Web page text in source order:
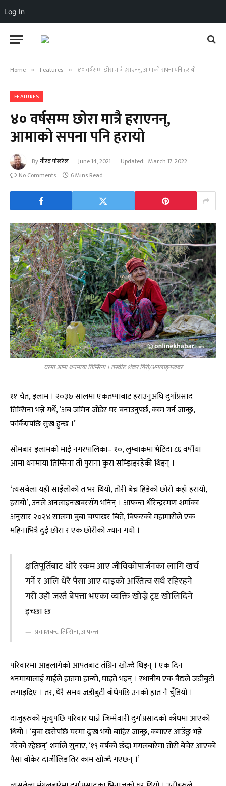
Log In
Home » Features » ४० वर्षसम्म छोरा मात्रै हराएनन्, आमाको सपना पनि हरायो
FEATURES
४० वर्षसम्म छोरा मात्रै हराएनन्,
आमाको सपना पनि हरायो
Byगौरव पोखरेल June 14, 2021 Updated: March 17, 2022
No Comments
6 Mins Read
घरमा आमा धनमाया तिम्सिना । तस्वीरः शंकर गिरी/अनलाइनखबर
११ चैत, इलाम । २०३७ सालमा एकतप्पाबाट हराउनुअघि दुर्गाप्रसाद
तिम्सिना भन्ने गर्थे, ‘अब जमिन जोडेर घर बनाउनुपर्छ, काम गर्न जान्छु,
फर्किएपछि सुख हुन्छ ।’
सोमबार इलामको माई नगरपालिका– १०, लुम्बाकमा भेटिंदा ८६ वर्षीया
आमा धनमाया तिम्सिना ती पुराना कुरा सम्झिइरहेकी थिइन् ।
‘त्यसबेला यही साइँलोको त भर थियो, तोरी बेच्न हिंडेको छोरो कहाँ हरायो,
हरायो’, उनले अनलाइनखबरसँग भनिन् । आफन्त धीरेन्द्ररमण शर्माका
अनुसार २०२४ सालमा बुबा चम्पाखर बिते, बिफरको महामारीले एक
महिनाभित्रै दुई छोरा र एक छोरीको ज्यान गयो ।
क्षतिपूर्तिबाट थोरै रकम आए जीविकोपार्जनका लागि खर्च
गर्ने र अलि धेरै पैसा आए दाइको अस्तित्व सधैं रहिरहने
गरी उहाँ जस्तै बेपत्ता भएका व्यक्ति खोज्ने ट्रष्ट खोलिदिने
इच्छा छ
प्रकाशचन्द्र तिम्सिना, आफन्त
परिवारमा आइलागेको आपतबाट तंग्रिन खोज्दै थिइन् । एक दिन
धनमायालाई गाईले हातमा हान्यो, घाइते भइन् । स्थानीय एक वैद्यले जडीबुटी
लगाइदिए । तर, धेरै समय जडीबुटी बाँधेपछि उनको हात नै चुँडियो ।
दाजुहरुको मृत्युपछि परिवार धान्ने जिम्मेवारी दुर्गाप्रसादको काँधमा आएको
थियो । ‘बुबा खसेपछि घरमा दुःख भयो बाहिर जान्छु, कमाएर आउँछु भन्ने
गरेको रहेछन्’ शर्माले सुनाए, ‘१९ वर्षको छँदा मंगलबारेमा तोरी बेचेर आएको
पैसा बोकेर दार्जीलिङतिर काम खोज्दै गएछन् ।’